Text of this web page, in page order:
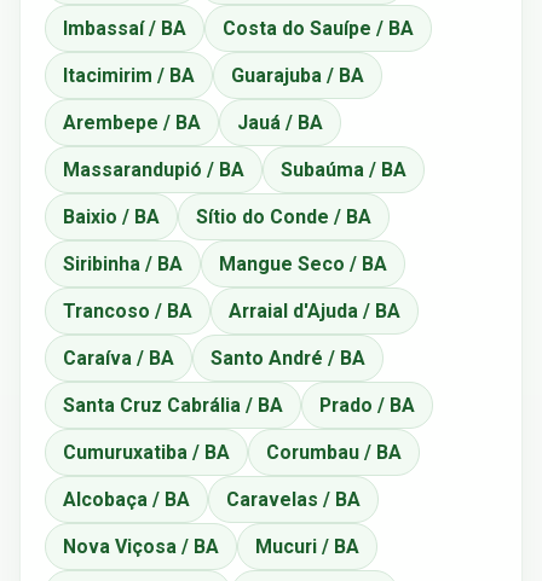
Imbassaí / BA Costa do Sauípe / BA
Itacimirim / BA Guarajuba / BA
Arembepe / BA Jauá / BA
Massarandupió / BA Subaúma / BA
Baixio / BA Sítio do Conde / BA
Siribinha / BA Mangue Seco / BA
Trancoso / BA Arraial d'Ajuda / BA
Caraíva / BA Santo André / BA
Santa Cruz Cabrália / BA Prado / BA
Cumuruxatiba / BA Corumbau / BA
Alcobaça / BA Caravelas / BA
Nova Viçosa / BA Mucuri / BA